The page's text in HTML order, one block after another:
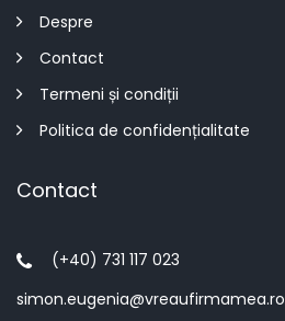
Despre
Contact
Termeni și condiții
Politica de confidențialitate
Contact
(+40) 731 117 023
simon.eugenia@vreaufirmamea.ro